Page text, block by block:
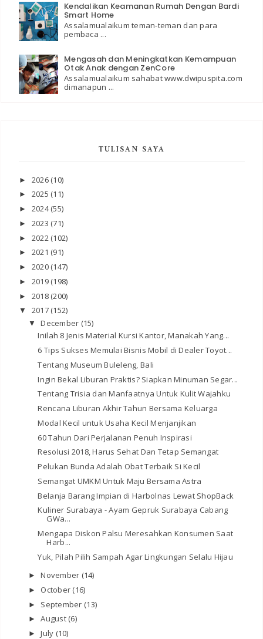
Kendalikan Keamanan Rumah Dengan Bardi
Smart Home
Assalamualaikum teman-teman dan para
pembaca ...
Mengasah dan Meningkatkan Kemampuan
Otak Anak dengan ZenCore
Assalamualaikum sahabat www.dwipuspita.com
dimanapun ...
TULISAN SAYA
► 2026 (10)
► 2025 (11)
► 2024(55)
► 2023 (71)
► 2022 (102)
► 2021 (91)
► 2020 (147)
► 2019 (198)
► 2018 (200)
▼ 2017 (152)
▼December (15)
Inilah 8 Jenis Material Kursi Kantor, Manakah Yang...
6 Tips Sukses Memulai Bisnis Mobil di Dealer Toyot...
Tentang Museum Buleleng, Bali
Ingin Bekal Liburan Praktis? Siapkan Minuman Segar...
Tentang Trisia dan Manfaatnya Untuk Kulit Wajahku
Rencana Liburan Akhir Tahun Bersama Keluarga
Modal Kecil untuk Usaha Kecil Menjanjikan
60 Tahun Dari Perjalanan Penuh Inspirasi
Resolusi 2018, Harus Sehat Dan Tetap Semangat
Pelukan Bunda Adalah Obat Terbaik Si Kecil
Semangat UMKM Untuk Maju Bersama Astra
Belanja Barang Impian di Harbolnas Lewat ShopBack
Kuliner Surabaya - Ayam Gepruk Surabaya Cabang
GWa...
Mengapa Diskon Palsu Meresahkan Konsumen Saat
Harb...
Yuk, Pilah Pilih Sampah Agar Lingkungan Selalu Hijau
►November (14)
► October (16)
► September (13)
►August (6)
►July (10)